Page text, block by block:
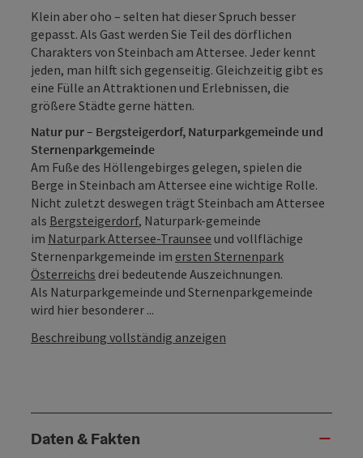
Klein aber oho – selten hat dieser Spruch besser
gepasst. Als Gast werden Sie Teil des dörflichen
Charakters von Steinbach am Attersee. Jeder kennt
jeden, man hilft sich gegenseitig. Gleichzeitig gibt es
eine Fülle an Attraktionen und Erlebnissen, die
größere Städte gerne hätten.
Natur pur – Bergsteigerdorf, Naturparkgemeinde und
Sternenparkgemeinde
Am Fuße des Höllengebirges gelegen, spielen die
Berge in Steinbach am Attersee eine wichtige Rolle.
Nicht zuletzt deswegen trägt Steinbach am Attersee
als Bergsteigerdorf, Naturpark-gemeinde
im Naturpark Attersee-Traunsee und vollflächige
Sternenparkgemeinde im ersten Sternenpark
Österreichs drei bedeutende Auszeichnungen.
Als Naturparkgemeinde und Sternenparkgemeinde
wird hier besonderer ...
Beschreibung vollständig anzeigen
Daten & Fakten